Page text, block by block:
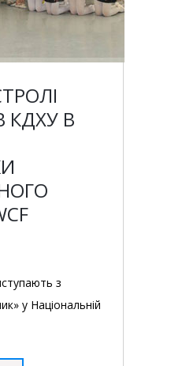
КДХУ В
з
у Національній